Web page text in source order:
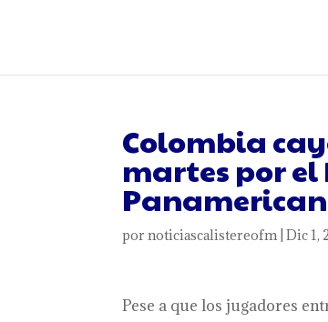
Colombia
martes por el
pornoticiascalistereofm|Dic 1,
Pese a que los jugadores